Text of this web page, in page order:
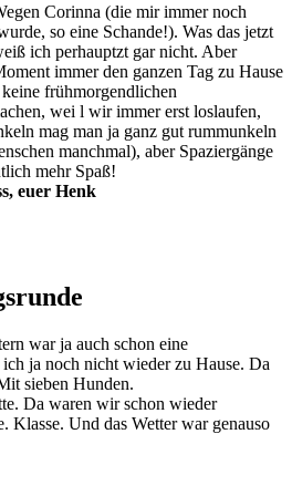
Corinna (die mir immer noch
so eine Schande!). Was das jetzt
ich perhauptzt gar nicht. Aber
immer den ganzen Tag zu Hause
frühmorgendlichen
wei l wir immer erst loslaufen,
mag man ja ganz gut rummunkeln
manchmal), aber Spaziergänge
mehr Spaß!
euer Henk
war ja auch schon eine
ja noch nicht wieder zu Hause. Da
sieben Hunden.
Da waren wir schon wieder
Klasse. Und das Wetter war genauso